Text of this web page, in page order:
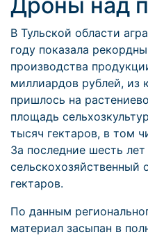
В Тульской области
году показала
производства
миллиардов рублей, из
пришлось на
площадь
тысяч гектаров, в том
За последние шесть
сельскохозяйственный
гектаров.
По данным
материал засыпан в